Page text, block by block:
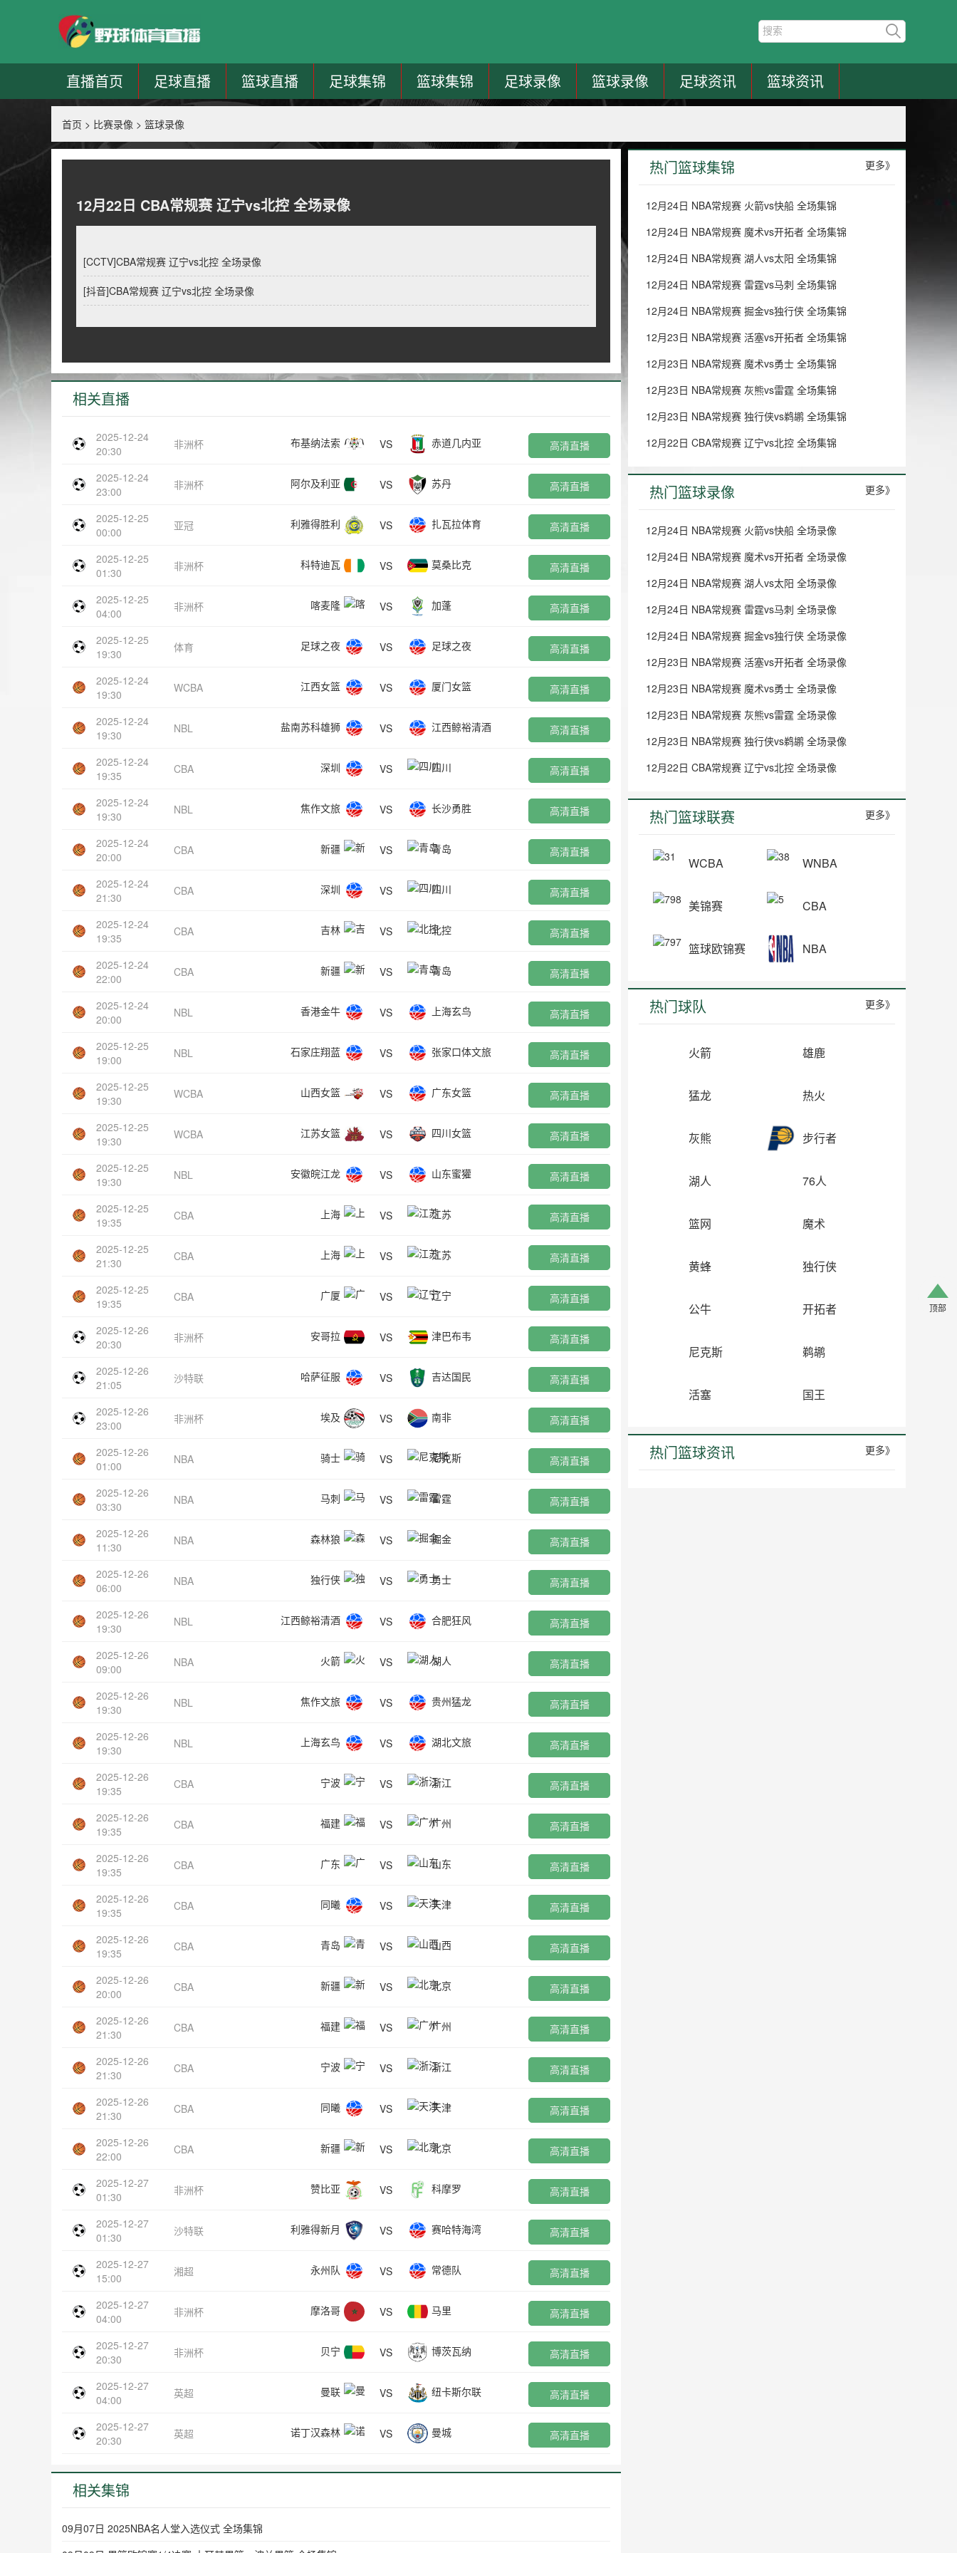
直播首页 足球直播 篮球直播 足球集锦 篮球集锦 足球录像 篮球录像 足球资讯 篮球资讯
首页 > 比赛录像 > 篮球录像
12月22日 CBA常规赛 辽宁vs北控 全场录像
[CCTV]CBA常规赛 辽宁vs北控 全场录像
[抖音]CBA常规赛 辽宁vs北控 全场录像
相关直播
2025-12-24
20:30
非洲杯 布基纳法索 VS 赤道几内亚 高清直播
2025-12-24
23:00
非洲杯 阿尔及利亚 VS 苏丹 高清直播
2025-12-25
00:00
亚冠 利雅得胜利 VS 扎瓦拉体育 高清直播
2025-12-25
01:30
非洲杯 科特迪瓦 VS 莫桑比克 高清直播
2025-12-25
04:00
非洲杯 喀麦隆 VS 加蓬 高清直播
2025-12-25
19:30
体育 足球之夜 VS 足球之夜 高清直播
2025-12-24
19:30
WCBA 江西女篮 VS 厦门女篮 高清直播
2025-12-24
19:30
NBL 盐南苏科雄狮 VS 江西鲸裕清酒 高清直播
2025-12-24
19:35
CBA 深圳 VS 四川 高清直播
2025-12-24
19:30
NBL 焦作文旅 VS 长沙勇胜 高清直播
2025-12-24
20:00
CBA 新疆 VS 青岛 高清直播
2025-12-24
21:30
CBA 深圳 VS 四川 高清直播
2025-12-24
19:35
CBA 吉林 VS 北控 高清直播
2025-12-24
22:00
CBA 新疆 VS 青岛 高清直播
2025-12-24
20:00
NBL 香港金牛 VS 上海玄鸟 高清直播
2025-12-25
19:00
NBL 石家庄翔蓝 VS 张家口体文旅 高清直播
2025-12-25
19:30
WCBA 山西女篮 VS 广东女篮 高清直播
2025-12-25
19:30
WCBA 江苏女篮 VS 四川女篮 高清直播
2025-12-25
19:30
NBL 安徽皖江龙 VS 山东蜜獾 高清直播
2025-12-25
19:35
CBA 上海 VS 江苏 高清直播
2025-12-25
21:30
CBA 上海 VS 江苏 高清直播
2025-12-25
19:35
CBA 广厦 VS 辽宁 高清直播
2025-12-26
20:30
非洲杯 安哥拉 VS 津巴布韦 高清直播
2025-12-26
21:05
沙特联 哈萨征服 VS 吉达国民 高清直播
2025-12-26
23:00
非洲杯 埃及 VS 南非 高清直播
2025-12-26
01:00
NBA 骑士 VS 尼克斯 高清直播
2025-12-26
03:30
NBA 马刺 VS 雷霆 高清直播
2025-12-26
11:30
NBA 森林狼 VS 掘金 高清直播
2025-12-26
06:00
NBA 独行侠 VS 勇士 高清直播
2025-12-26
19:30
NBL 江西鲸裕清酒 VS 合肥狂风 高清直播
2025-12-26
09:00
NBA 火箭 VS 湖人 高清直播
2025-12-26
19:30
NBL 焦作文旅 VS 贵州猛龙 高清直播
2025-12-26
19:30
NBL 上海玄鸟 VS 湖北文旅 高清直播
2025-12-26
19:35
CBA 宁波 VS 浙江 高清直播
2025-12-26
19:35
CBA 福建 VS 广州 高清直播
2025-12-26
19:35
CBA 广东 VS 山东 高清直播
2025-12-26
19:35
CBA 同曦 VS 天津 高清直播
2025-12-26
19:35
CBA 青岛 VS 山西 高清直播
2025-12-26
20:00
CBA 新疆 VS 北京 高清直播
2025-12-26
21:30
CBA 福建 VS 广州 高清直播
2025-12-26
21:30
CBA 宁波 VS 浙江 高清直播
2025-12-26
21:30
CBA 同曦 VS 天津 高清直播
2025-12-26
22:00
CBA 新疆 VS 北京 高清直播
2025-12-27
01:30
非洲杯 赞比亚 VS 科摩罗 高清直播
2025-12-27
01:30
沙特联 利雅得新月 VS 赛哈特海湾 高清直播
2025-12-27
15:00
湘超 永州队 VS 常德队 高清直播
2025-12-27
04:00
非洲杯 摩洛哥 VS 马里 高清直播
2025-12-27
20:30
非洲杯 贝宁 VS 博茨瓦纳 高清直播
2025-12-27
04:00
英超 曼联 VS 纽卡斯尔联 高清直播
2025-12-27
20:30
英超 诺丁汉森林 VS 曼城 高清直播
相关集锦
09月07日 2025NBA名人堂入选仪式 全场集锦
热门篮球集锦 更多》
12月24日 NBA常规赛 火箭vs快船 全场集锦
12月24日 NBA常规赛 魔术vs开拓者 全场集锦
12月24日 NBA常规赛 湖人vs太阳 全场集锦
12月24日 NBA常规赛 雷霆vs马刺 全场集锦
12月24日 NBA常规赛 掘金vs独行侠 全场集锦
12月23日 NBA常规赛 活塞vs开拓者 全场集锦
12月23日 NBA常规赛 魔术vs勇士 全场集锦
12月23日 NBA常规赛 灰熊vs雷霆 全场集锦
12月23日 NBA常规赛 独行侠vs鹈鹕 全场集锦
12月22日 CBA常规赛 辽宁vs北控 全场集锦
热门篮球录像 更多》
12月24日 NBA常规赛 火箭vs快船 全场录像
12月24日 NBA常规赛 魔术vs开拓者 全场录像
12月24日 NBA常规赛 湖人vs太阳 全场录像
12月24日 NBA常规赛 雷霆vs马刺 全场录像
12月24日 NBA常规赛 掘金vs独行侠 全场录像
12月23日 NBA常规赛 活塞vs开拓者 全场录像
12月23日 NBA常规赛 魔术vs勇士 全场录像
12月23日 NBA常规赛 灰熊vs雷霆 全场录像
12月23日 NBA常规赛 独行侠vs鹈鹕 全场录像
12月22日 CBA常规赛 辽宁vs北控 全场录像
热门篮球联赛 更多》
WCBA WNBA
美锦赛 CBA
篮球欧锦赛 NBA
热门球队 更多》
火箭 雄鹿
猛龙 热火
灰熊 步行者
湖人 76人
篮网 魔术
黄蜂 独行侠
公牛 开拓者
尼克斯 鹈鹕
活塞 国王
热门篮球资讯 更多》
顶部